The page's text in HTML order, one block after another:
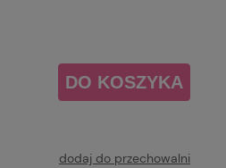
DO KOSZYKA
dodaj do przechowalni